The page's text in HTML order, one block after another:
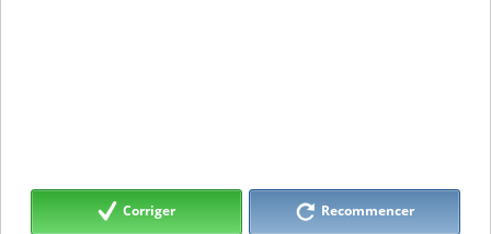
Corriger Recommencer